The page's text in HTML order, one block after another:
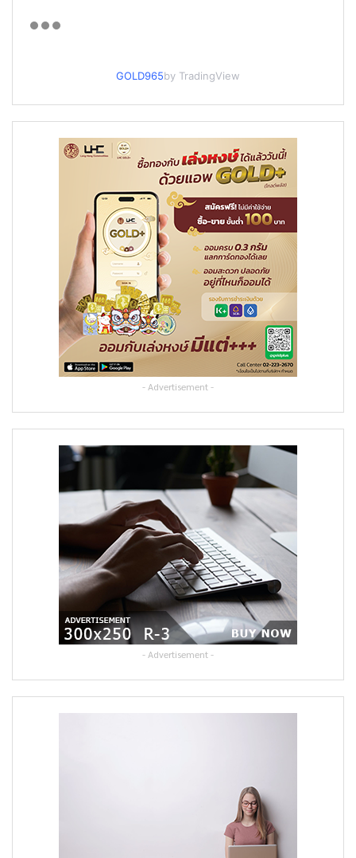
GOLD965by TradingView
- Advertisement -
- Advertisement -